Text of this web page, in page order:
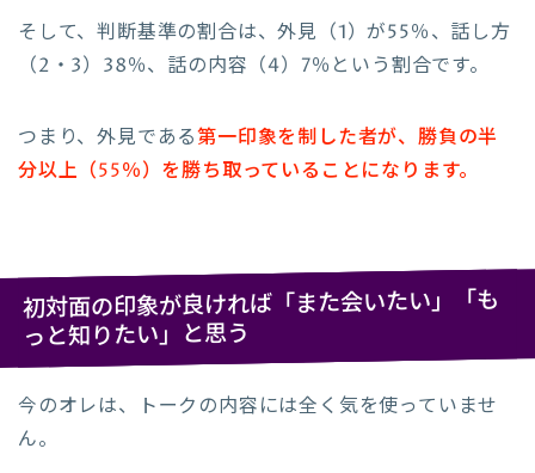
そして、判断基準の割合は、外見（1）が55％、話し方
（2・3）38％、話の内容（4）7％という割合です。
つまり、外見である第一印象を制した者が、勝負の半
分以上（55％）を勝ち取っていることになります。
初対面の印象が良ければ「また会いたい」「も
っと知りたい」と思う
今のオレは、トークの内容には全く気を使っていませ
ん。